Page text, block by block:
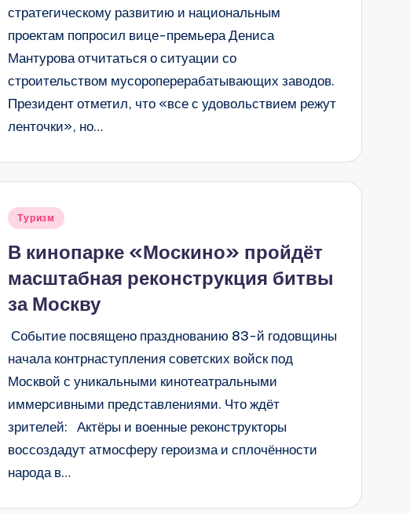
стратегическому развитию и национальным
проектам попросил вице-премьера Дениса
Мантурова отчитаться о ситуации со
строительством мусороперерабатывающих заводов.
Президент отметил, что «все с удовольствием режут
ленточки», но…
Опубликовано
Туризм
В кинопарке «Москино» пройдёт
масштабная реконструкция битвы
за Москву
Событие посвящено празднованию 83-й годовщины
начала контрнаступления советских войск под
Москвой с уникальными кинотеатральными
иммерсивными представлениями. Что ждёт
зрителей: Актёры и военные реконструкторы
воссоздадут атмосферу героизма и сплочённости
народа в…